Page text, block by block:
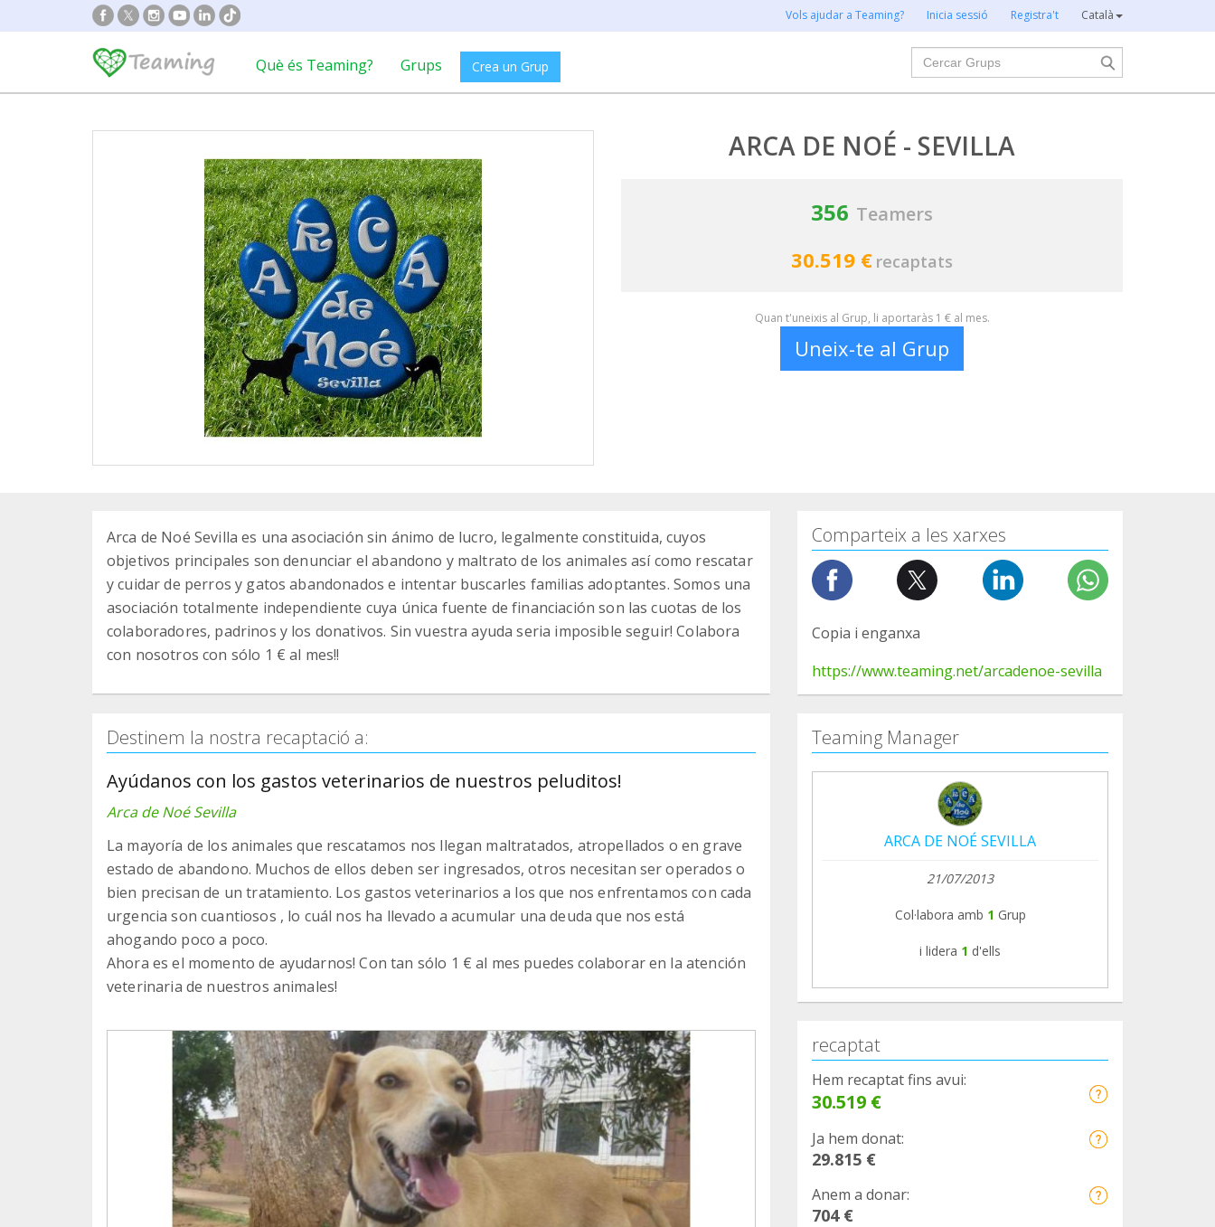
Vols ajudar a Teaming? Inicia sessió Registra't Català
Què és Teaming? Grups Crea un Grup
Cercar
ARCA DE NOÉ - SEVILLA
356 Teamers
30.519 € recaptats
Quan t'uneixis al Grup, li aportaràs 1 € al mes.
Uneix-te al Grup
Arca de Noé Sevilla es una asociación sin ánimo de lucro, legalmente constituida, cuyos
objetivos principales son denunciar el abandono y maltrato de los animales así como rescatar
y cuidar de perros y gatos abandonados e intentar buscarles familias adoptantes. Somos una
asociación totalmente independiente cuya única fuente de financiación son las cuotas de los
colaboradores, padrinos y los donativos. Sin vuestra ayuda seria imposible seguir! Colabora
con nosotros con sólo 1 € al mes!!
Destinem la nostra recaptació a:
Ayúdanos con los gastos veterinarios de nuestros peluditos!
Arca de Noé Sevilla
La mayoría de los animales que rescatamos nos llegan maltratados, atropellados o en grave
estado de abandono. Muchos de ellos deben ser ingresados, otros necesitan ser operados o
bien precisan de un tratamiento. Los gastos veterinarios a los que nos enfrentamos con cada
urgencia son cuantiosos , lo cuál nos ha llevado a acumular una deuda que nos está
ahogando poco a poco.
Ahora es el momento de ayudarnos! Con tan sólo 1 € al mes puedes colaborar en la atención
veterinaria de nuestros animales!
Comparteix a les xarxes
Copia i enganxa
https://www.teaming.net/arcadenoe-sevilla
Teaming Manager
ARCA DE NOÉ SEVILLA
21/07/2013
Col·labora amb 1 Grup
i lidera 1 d'ells
recaptat
Hem recaptat fins avui:
30.519 €
Ja hem donat:
29.815 €
Anem a donar:
704 €